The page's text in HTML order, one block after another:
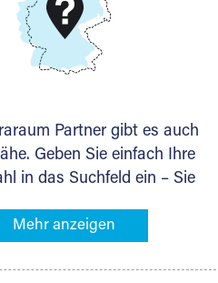
11A
Partner gibt es auch
Geben Sie einfach Ihre
in das Suchfeld ein – Sie
mit Lagermöglichkeiten in
Sie anschließend Ihren